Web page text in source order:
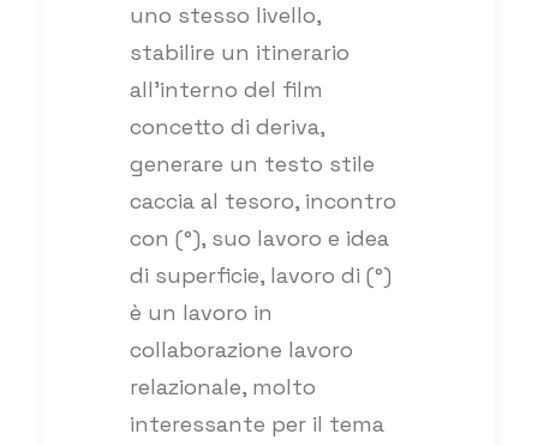
uno stesso livello,
stabilire un itinerario
all’interno del film
concetto di deriva,
generare un testo stile
caccia al tesoro, incontro
con (°), suo lavoro e idea
di superficie, lavoro di (°)
è un lavoro in
collaborazione lavoro
relazionale, molto
interessante per il tema